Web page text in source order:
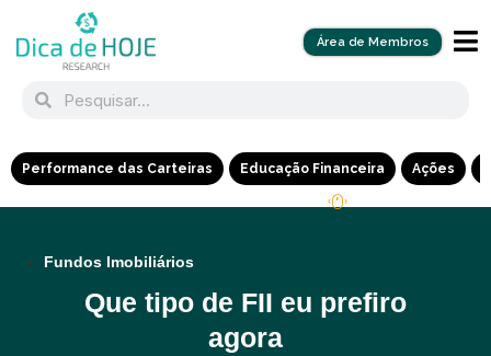
Área de Membros
Performance das Carteiras Educação Financeira Ações
Fundos Imobiliários
Que tipo de FII eu prefiro
agora